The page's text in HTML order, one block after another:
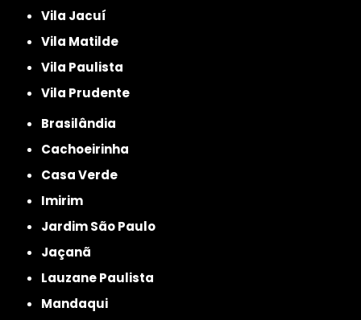
Vila Jacuí
Vila Matilde
Vila Paulista
Vila Prudente
Brasilândia
Cachoeirinha
Casa Verde
Imirim
Jardim São Paulo
Jaçanã
Lauzane Paulista
Mandaqui